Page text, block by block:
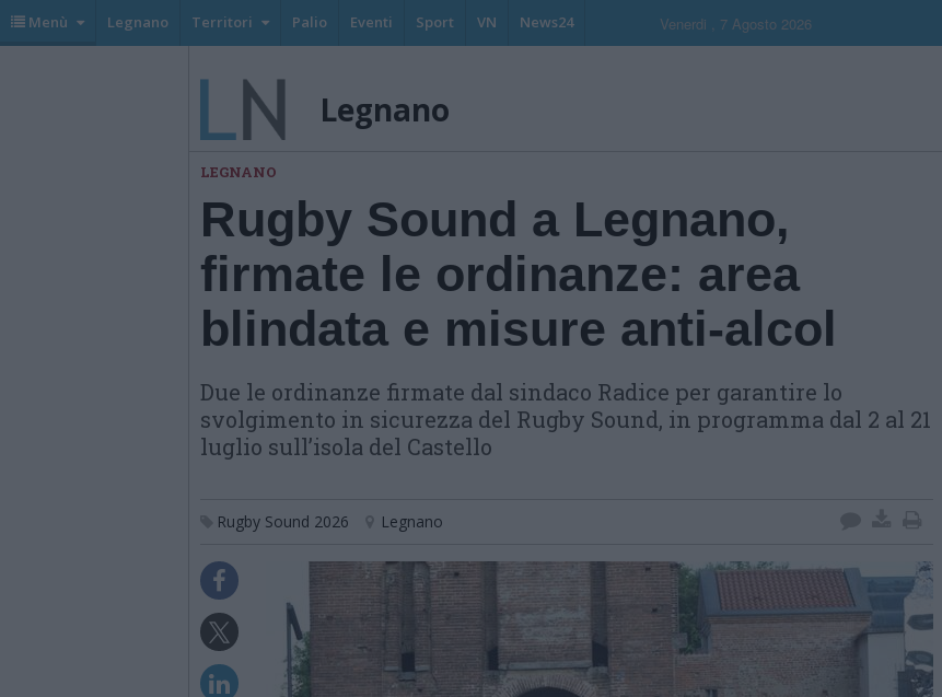
Menù Legnano Territori Palio Eventi Sport VN News24 Venerdi , 7 Agosto 2026
Legnano
LEGNANO
Rugby Sound a Legnano,
firmate le ordinanze: area
blindata e misure anti-alcol
Due le ordinanze firmate dal sindaco Radice per garantire lo
svolgimento in sicurezza del Rugby Sound, in programma dal 2 al 21
luglio sull’isola del Castello
Rugby Sound 2026 Legnano